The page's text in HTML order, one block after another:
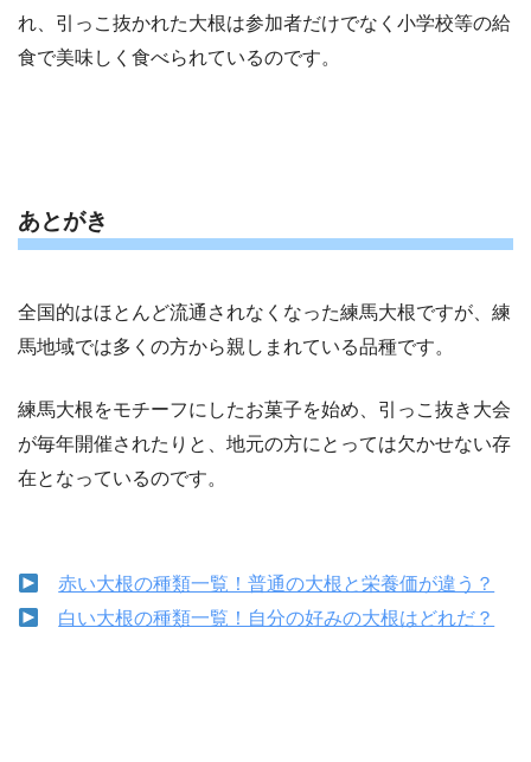
れ、引っこ抜かれた大根は参加者だけでなく小学校等の給
食で美味しく食べられているのです。
あとがき
全国的はほとんど流通されなくなった練馬大根ですが、練
馬地域では多くの方から親しまれている品種です。
練馬大根をモチーフにしたお菓子を始め、引っこ抜き大会
が毎年開催されたりと、地元の方にとっては欠かせない存
在となっているのです。
赤い大根の種類一覧！普通の大根と栄養価が違う？
白い大根の種類一覧！自分の好みの大根はどれだ？